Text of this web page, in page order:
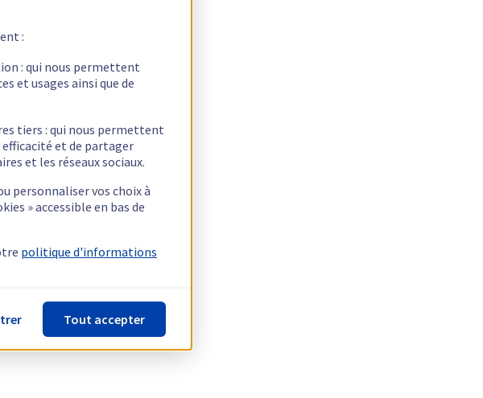
:
: qui nous permettent
et usages ainsi que de
tiers : qui nous permettent
efficacité et de partager
et les réseaux sociaux.
personnaliser vos choix à
» accessible en bas de
politique d'informations
Tout accepter